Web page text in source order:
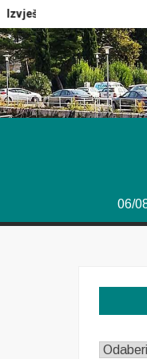
Europola
06/
ARHIVA